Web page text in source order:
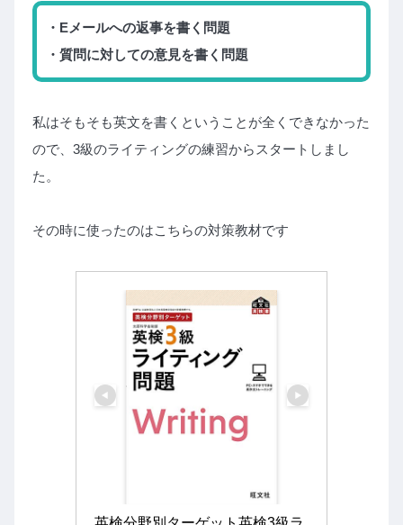
・Eメールへの返事を書く問題
・質問に対しての意見を書く問題
私はそもそも英文を書くということが全くできなかった
ので、3級のライティングの練習からスタートしまし
た。
その時に使ったのはこちらの対策教材です